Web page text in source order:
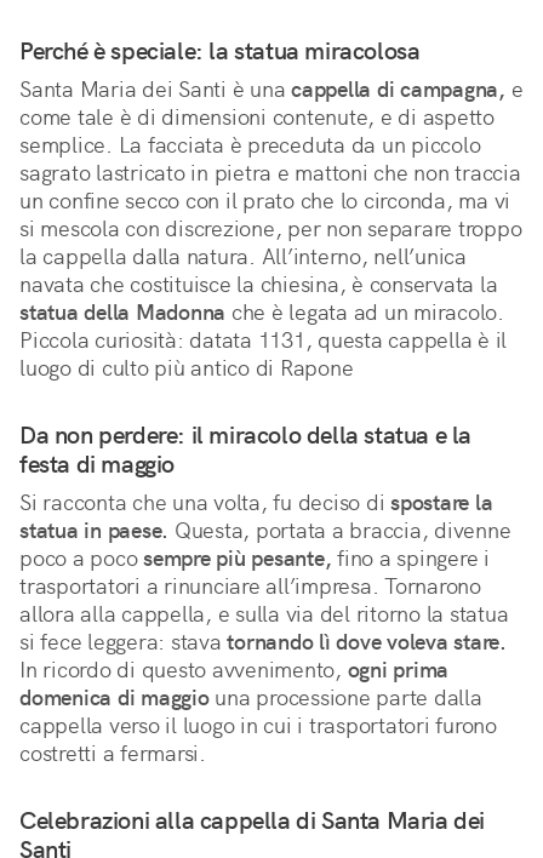
Perché è speciale: la statua miracolosa
Santa Maria dei Santi è una cappella di campagna, e
come tale è di dimensioni contenute, e di aspetto
semplice. La facciata è preceduta da un piccolo
sagrato lastricato in pietra e mattoni che non traccia
un confine secco con il prato che lo circonda, ma vi
si mescola con discrezione, per non separare troppo
la cappella dalla natura. All’interno, nell’unica
statua della Madonna che è legata ad un miracolo.
Piccola curiosità: datata 1131, questa cappella è il
luogo di culto più antico di Rapone
Da non perdere: il miracolo della statua e la
festa di maggio
Si racconta che una volta, fu deciso di spostare la
statua in paese. Questa, portata a braccia, divenne
poco a pocosempre più pesante, fino a spingere i
trasportatori a rinunciare all’impresa. Tornarono
allora alla cappella, e sulla via del ritorno la statua
si fece leggera: stavatornando lì dove voleva stare.
In ricordo di questo avvenimento, ogni prima
domenica di maggiouna processione parte dalla
cappella verso il luogo in cui i trasportatori furono
costretti a fermarsi.
Celebrazioni alla cappella di Santa Maria dei
Santi